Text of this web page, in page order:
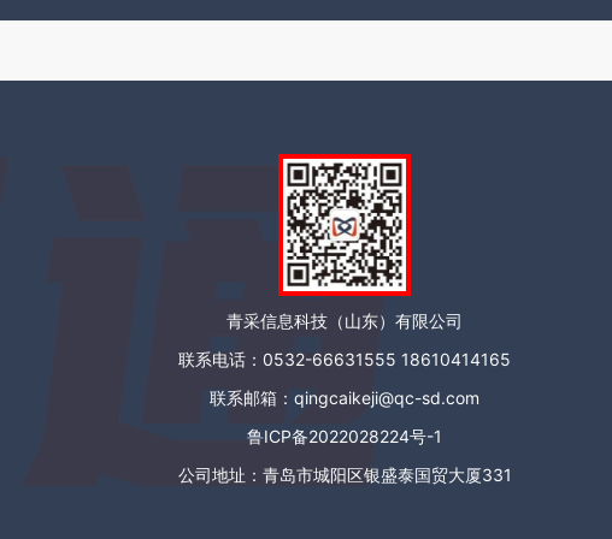
青采信息科技（山东）有限公司
联系电话：0532-66631555 18610414165
联系邮箱：qingcaikeji@qc-sd.com
鲁ICP备2022028224号-1
公司地址：青岛市城阳区银盛泰国贸大厦331